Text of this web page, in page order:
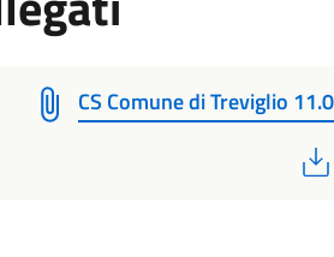
CS Comune di Treviglio